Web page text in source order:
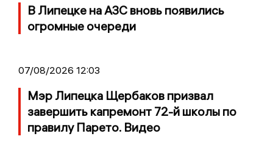
В Липецке на АЗС вновь появились
огромные очереди
07/08/2026 12:03
Мэр Липецка Щербаков призвал
завершить капремонт 72-й школы по
правилу Парето. Видео